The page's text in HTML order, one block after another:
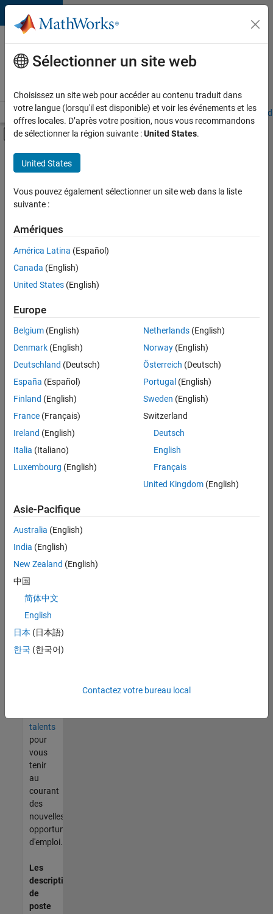
Passer au contenu
Votre
carrière
chez
Accueil Explorer nos opportunités Adresses de nos bureaux
Activer/désactiver l'affichage du menu
Contenu principal
FILTRER PAR
Technologies de l’information
Ventes commerciales
Support client
Actuellement,
aucune
offre
d'emploi
correspondant
à vos
critères
de
recherche.
Vous
pouvez
élargir
votre
recherche
ou
afficher
l’ensemble
d'emploi.
malgré
tout
vous
trouvez
pas
d'offre
corresponde
à vos
talents
pour
vous
tenir
au
courant
des
nouvelles
opportunités
d'emploi.
Les
descriptions
de
poste
Sélectionner un site web
Choisissez un site web pour accéder au contenu traduit dans
votre langue (lorsqu'il est disponible) et voir les événements et les
offres locales. D’après votre position, nous vous recommandons
de sélectionner la région suivante :United States.
United States
Vous pouvez également sélectionner un site web dans la liste
suivante :
Amériques
América Latina (Español)
Canada (English)
United States (English)
Europe
Belgium (English)
Denmark (English)
Deutschland (Deutsch)
España (Español)
Finland (English)
France (Français)
Ireland (English)
Italia (Italiano)
Luxembourg (English)
Netherlands(English)
Norway(English)
Österreich (Deutsch)
Portugal (English)
Sweden (English)
Switzerland
Deutsch
English
Français
United Kingdom(English)
Asie-Pacifique
Australia (English)
India (English)
New Zealand (English)
中国
简体中文
English
日本 (日本語)
한국 (한국어)
Contactez votre bureau local